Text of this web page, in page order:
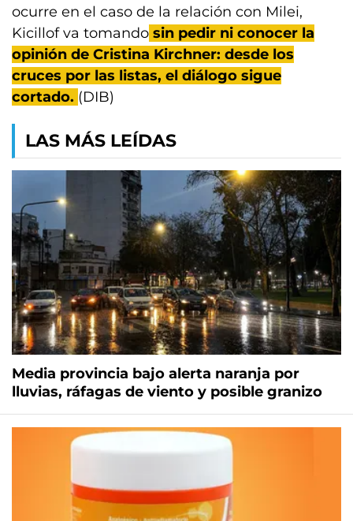
ocurre en el caso de la relación con Milei,
Kicillof va tomando sin pedir ni conocer la
opinión de Cristina Kirchner: desde los
cruces por las listas, el diálogo sigue
cortado. (DIB)
LAS MÁS LEÍDAS
Media provincia bajo alerta naranja por
lluvias, ráfagas de viento y posible granizo